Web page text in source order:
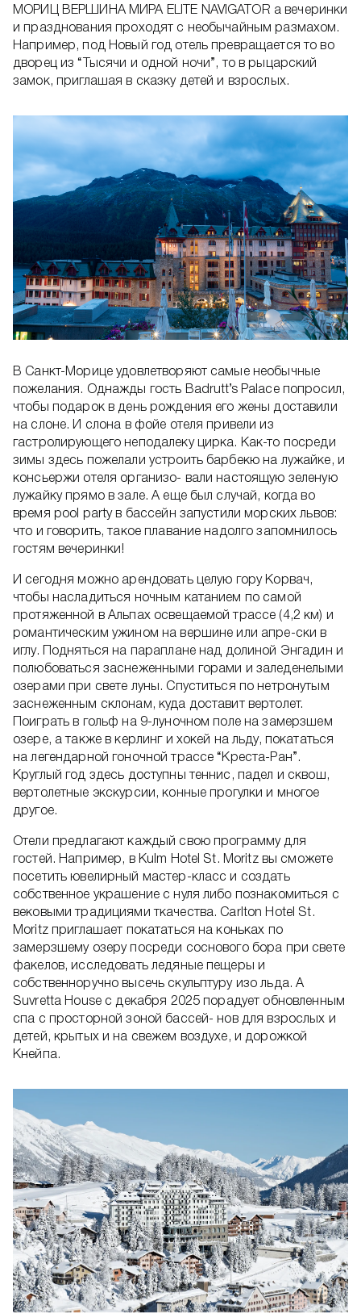
МОРИЦ ВЕРШИНА МИРА ELITE NAVIGATOR а вечеринки
и празднования проходят с необычайным размахом.
Например, под Новый год отель превращается то во
дворец из “Тысячи и одной ночи”, то в рыцарский
замок, приглашая в сказку детей и взрослых.
В Санкт-Морице удовлетворяют самые необычные
пожелания. Однажды гость Badrutt’s Palace попросил,
чтобы подарок в день рождения его жены доставили
на слоне. И слона в фойе отеля привели из
гастролирующего неподалеку цирка. Как-то посреди
зимы здесь пожелали устроить барбекю на лужайке, и
консьержи отеля организо- вали настоящую зеленую
лужайку прямо в зале. А еще был случай, когда во
время pool party в бассейн запустили морских львов:
что и говорить, такое плавание надолго запомнилось
гостям вечеринки!
И сегодня можно арендовать целую гору Корвач,
чтобы насладиться ночным катанием по самой
протяженной в Альпах освещаемой трассе (4,2 км) и
романтическим ужином на вершине или апре-ски в
иглу. Подняться на параплане над долиной Энгадин и
полюбоваться заснеженными горами и заледенелыми
озерами при свете луны. Спуститься по нетронутым
заснеженным склонам, куда доставит вертолет.
Поиграть в гольф на 9-луночном поле на замерзшем
озере, а также в керлинг и хокей на льду, покататься
на легендарной гоночной трассе “Креста-Ран”.
Круглый год здесь доступны теннис, падел и сквош,
вертолетные экскурсии, конные прогулки и многое
другое.
Отели предлагают каждый свою программу для
гостей. Например, в Kulm Hotel St. Moritz вы сможете
посетить ювелирный мастер-класс и создать
собственное украшение с нуля либо познакомиться с
вековыми традициями ткачества. Carlton Hotel St.
Moritz приглашает покататься на коньках по
замерзшему озеру посреди соснового бора при свете
факелов, исследовать ледяные пещеры и
собственноручно высечь скульптуру изо льда. А
Suvretta House с декабря 2025 порадует обновленным
спа с просторной зоной бассей- нов для взрослых и
детей, крытых и на свежем воздухе, и дорожкой
Кнейпа.